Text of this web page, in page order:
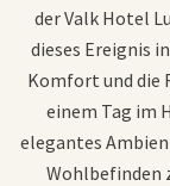
der Valk Hotel
dieses Ereignis
Komfort und die
einem Tag im
elegantes
Wohlbefinden